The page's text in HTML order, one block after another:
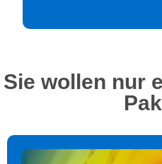
Sie wollen nur